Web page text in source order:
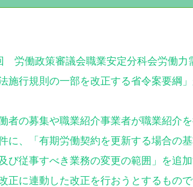
労働政策審議会職業安定分科会労働力
施行規則の一部を改正する省令案要綱」
者の募集や職業紹介事業者が職業紹介
に、「有期労働契約を更新する場合の
び従事すべき業務の変更の範囲」を追
正に連動した改正を行おうとするもの